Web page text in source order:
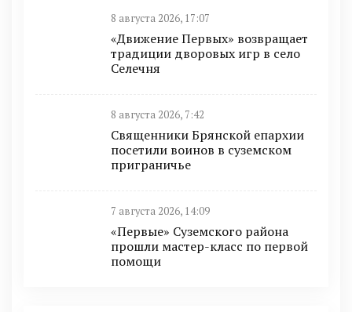
8 августа 2026, 17:07
«Движение Первых» возвращает
традиции дворовых игр в село
Селечня
8 августа 2026, 7:42
Священники Брянской епархии
посетили воинов в суземском
приграничье
7 августа 2026, 14:09
«Первые» Суземского района
прошли мастер-класс по первой
помощи